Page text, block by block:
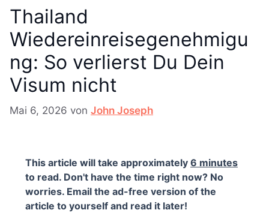
Thailand
Wiedereinreisegenehmigu
ng: So verlierst Du Dein
Visum nicht
Mai 6, 2026 von John Joseph
This article will take approximately 6 minutes
to read. Don't have the time right now? No
worries. Email the ad-free version of the
article to yourself and read it later!